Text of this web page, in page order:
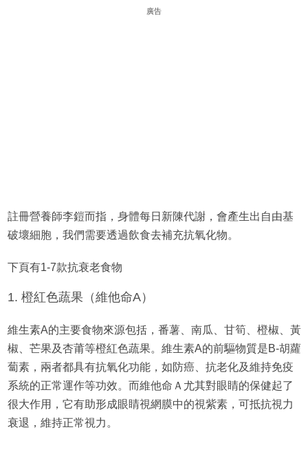
廣告
註冊營養師李鎧而指，身體每日新陳代謝，會產生出自由基
破壞細胞，我們需要透過飲食去補充抗氧化物。
下頁有1-7款抗衰老食物
1. 橙紅色蔬果（維他命A）
維生素A的主要食物來源包括，番薯、南瓜、甘筍、橙椒、黃
椒、芒果及杏莆等橙紅色蔬果。維生素A的前驅物質是Β-胡蘿
蔔素，兩者都具有抗氧化功能，如防癌、抗老化及維持免疫
系統的正常運作等功效。而維他命Ａ尤其對眼睛的保健起了
很大作用，它有助形成眼睛視網膜中的視紫素，可抵抗視力
衰退，維持正常視力。